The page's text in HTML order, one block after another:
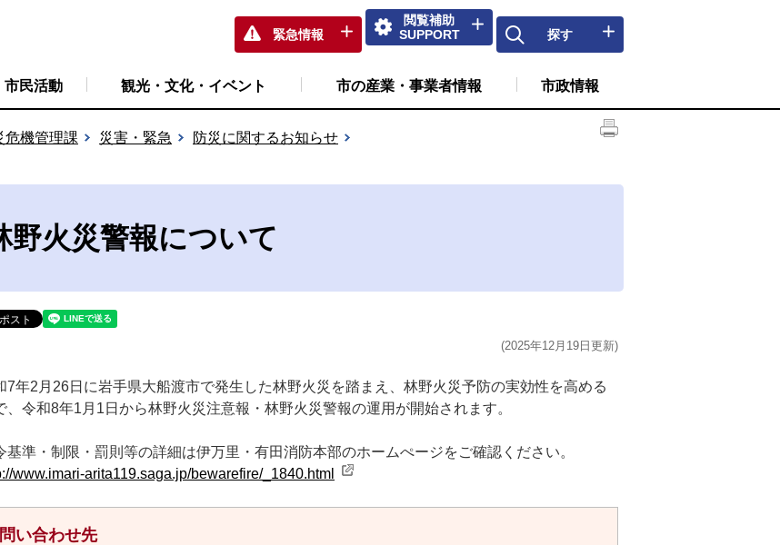
緊急情報
閲覧補助
SUPPORT
探す
市民活動 観光・文化・イベント 市の産業・事業者情報 市政情報
危機管理課 災害・緊急
防災に関するお知らせ
野火災警報について
(2025年12月19日更新)
年2月26日に岩手県大船渡市で発生した林野火災を踏まえ、林野火災予防の実効性を高める
、令和8年1月1日から林野火災注意報・林野火災警報の運用が開始されます。
準・制限・罰則等の詳細は伊万里・有田消防本部のホームぺージをご確認ください。
www.imari-arita119.saga.jp/bewarefire/_1840.html
い合わせ先